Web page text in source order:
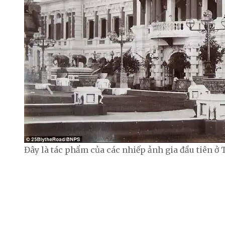
Đây là tác phẩm của các nhiếp ảnh gia đầu tiên ở